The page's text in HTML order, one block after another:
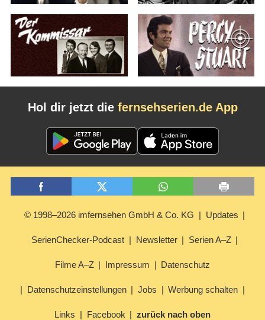
Hol dir jetzt die fernsehserien.de App
© 1998–2026 imfernsehen GmbH & Co. KG Updates
SerienChecker-Podcast Newsletter Serien A–Z
Filme A–Z Impressum Datenschutz
Datenschutzeinstellungen Jobs Werbung schalten
Links Facebook zurück nach oben